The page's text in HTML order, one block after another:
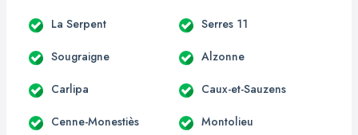
La Serpent Serres 11
Sougraigne Alzonne
Carlipa Caux-et-Sauzens
Cenne-Monestiès Montolieu